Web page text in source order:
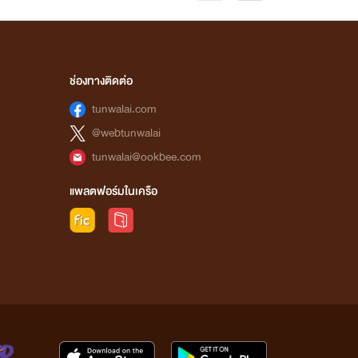
ช่องทางติดต่อ
tunwalai.com
@webtunwalai
tunwalai@ookbee.com
แพลตฟอร์มในเครือ